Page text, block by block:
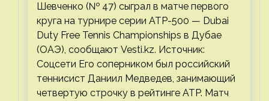
Шевченко (№ 47) сыграл в матче первого
круга на турнире серии ATP-500 — Dubai
Duty Free Tennis Championships в Дубае
(ОАЭ), сообщают Vesti.kz. Источник:
Соцсети Его соперником был российский
теннисист Даниил Медведев, занимающий
четвертую строчку в рейтинге ATP. Матч